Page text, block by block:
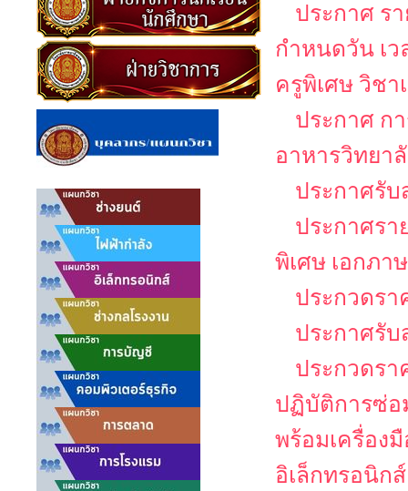
ประกาศ ร
กำหนดวัน เ
ครูพิเศษ วิชา
ประกาศ ก
อาหารวิทยา
ประกาศรั
ประกาศรา
พิเศษ เอกภา
ประกวดร
ประกาศรั
ประกวดร
ปฏิบัติการซ่อ
พร้อมเครื่อง
อิเล็กทรอนิก